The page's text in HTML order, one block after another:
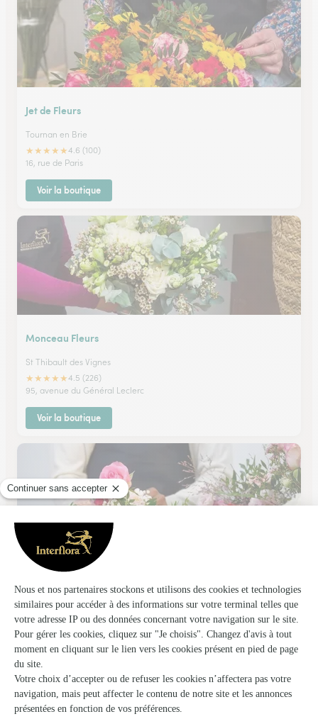
Jet de Fleurs
Tournan en Brie
★★★★★4.6 (100)
16, rue de Paris
Voir la boutique
Monceau Fleurs
St Thibault des Vignes
★★★★★4.5 (226)
95, avenue du Général Leclerc
Voir la boutique
Crea-Flor
Villiers Sur Marne
★★★★★3.7 (105)
8, place Pierre Sémard
Voir la boutique